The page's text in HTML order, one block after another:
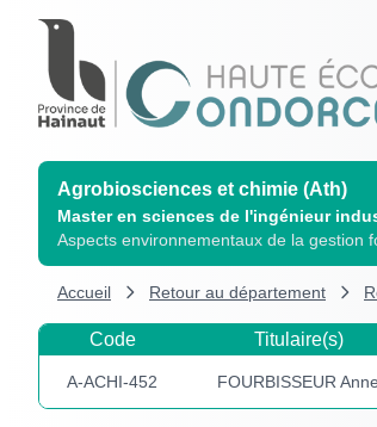
Agrobiosciences et chimie (Ath)
Master en sciences de l'ingénieur
Aspects environnementaux de la gestion
Accueil Retour au département
Code Titulaire(s)
A-ACHI-452 FOURBISSEUR Anne